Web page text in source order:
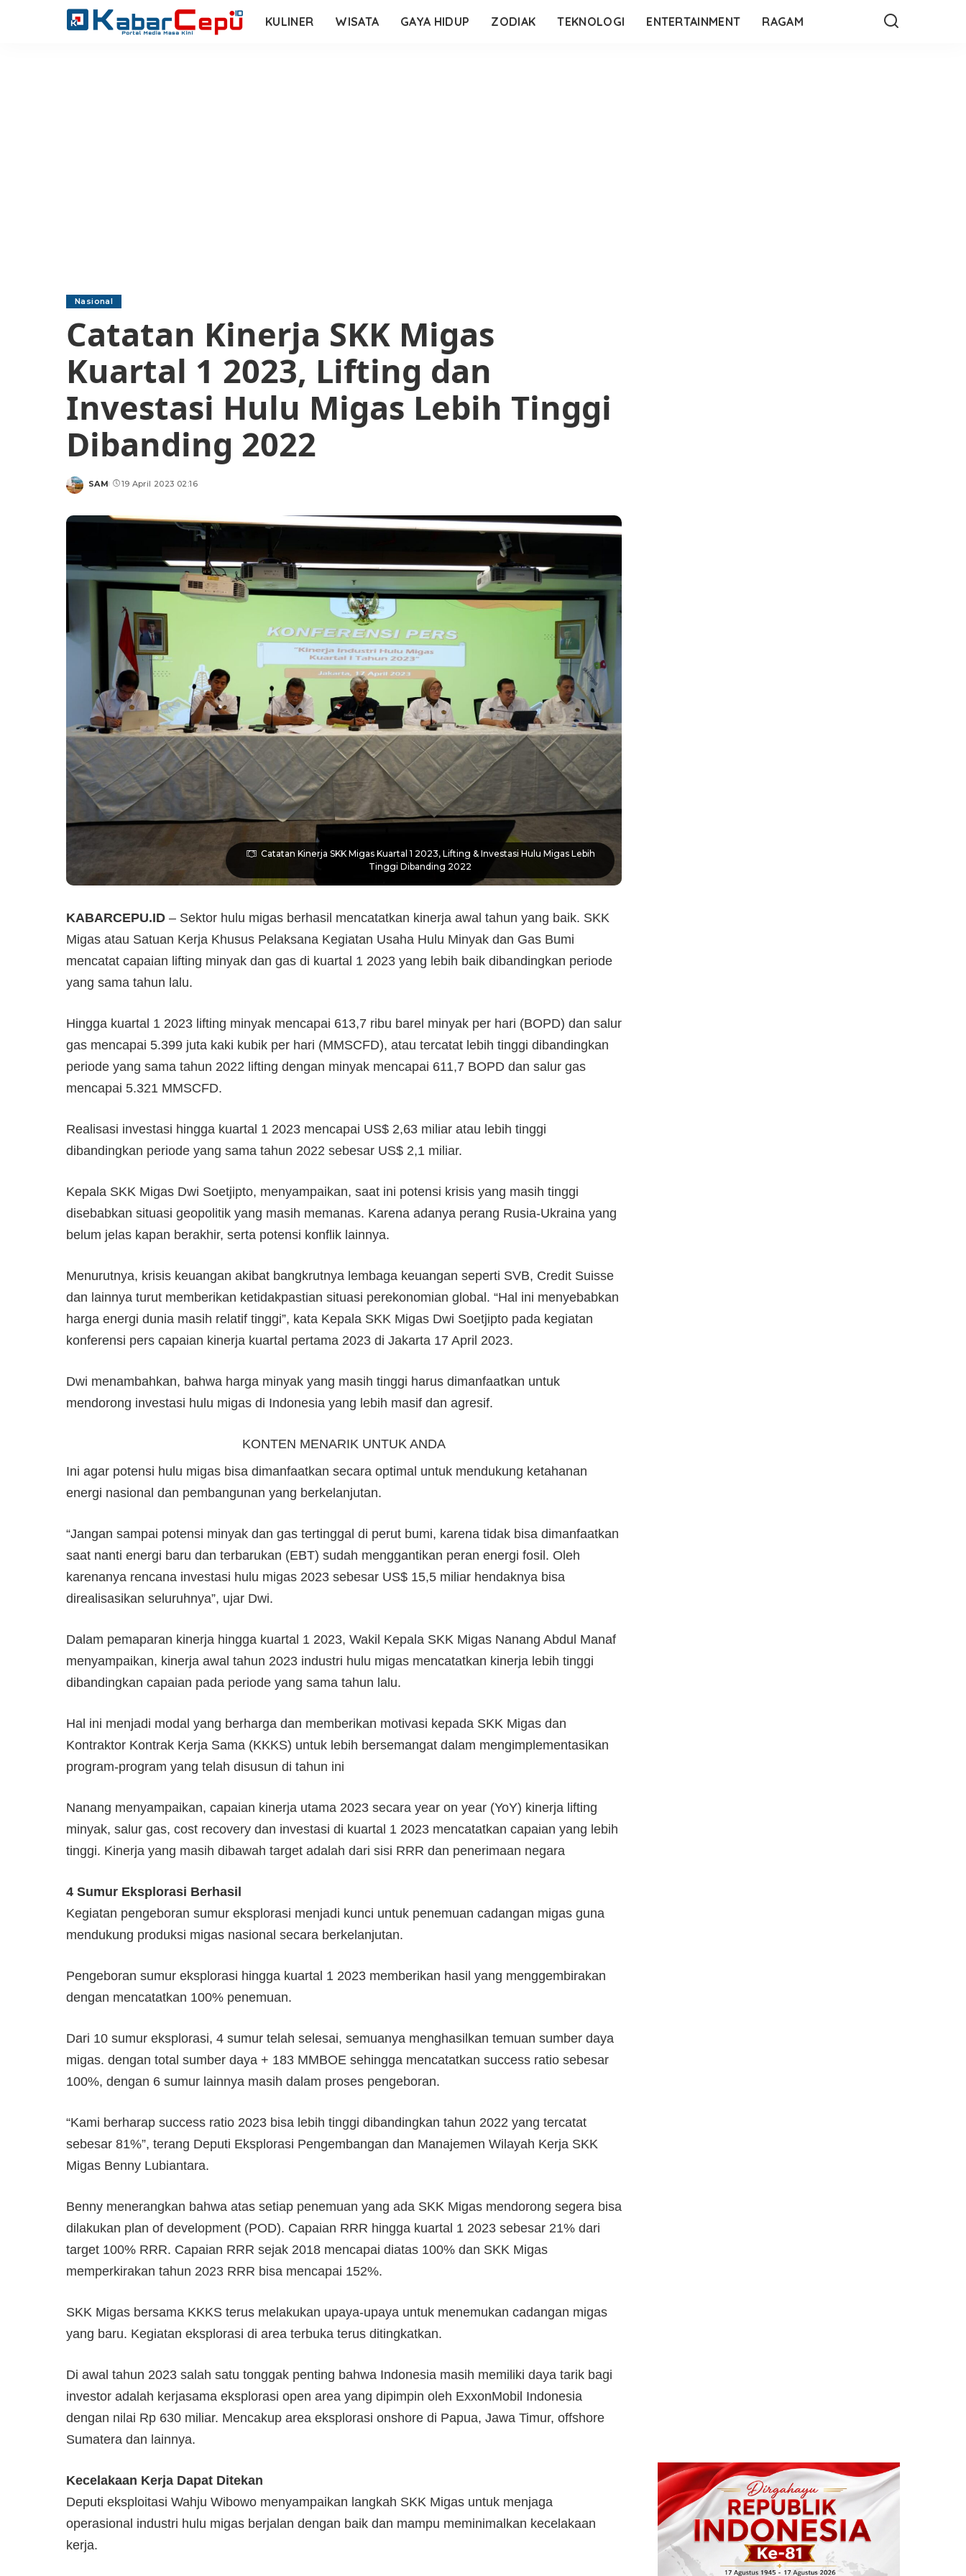
KULINER WISATA GAYA HIDUP ZODIAK TEKNOLOGI ENTERTAINMENT RAGAM
Nasional
Catatan Kinerja SKK Migas
Kuartal 1 2023, Lifting dan
Investasi Hulu Migas Lebih Tinggi
Dibanding 2022
Posted
SAM 19 April 2023 02:16
Catatan Kinerja SKK Migas Kuartal 1 2023, Lifting & Investasi Hulu Migas Lebih
Tinggi Dibanding 2022
KABARCEPU.ID – Sektor hulu migas berhasil mencatatkan kinerja awal tahun yang baik. SKK
Migas atau Satuan Kerja Khusus Pelaksana Kegiatan Usaha Hulu Minyak dan Gas Bumi
mencatat capaian lifting minyak dan gas di kuartal 1 2023 yang lebih baik dibandingkan periode
yang sama tahun lalu.
Hingga kuartal 1 2023 lifting minyak mencapai 613,7 ribu barel minyak per hari (BOPD) dan salur
gas mencapai 5.399 juta kaki kubik per hari (MMSCFD), atau tercatat lebih tinggi dibandingkan
periode yang sama tahun 2022 lifting dengan minyak mencapai 611,7 BOPD dan salur gas
mencapai 5.321 MMSCFD.
Realisasi investasi hingga kuartal 1 2023 mencapai US$ 2,63 miliar atau lebih tinggi
dibandingkan periode yang sama tahun 2022 sebesar US$ 2,1 miliar.
Kepala SKK Migas Dwi Soetjipto, menyampaikan, saat ini potensi krisis yang masih tinggi
disebabkan situasi geopolitik yang masih memanas. Karena adanya perang Rusia-Ukraina yang
belum jelas kapan berakhir, serta potensi konflik lainnya.
Menurutnya, krisis keuangan akibat bangkrutnya lembaga keuangan seperti SVB, Credit Suisse
dan lainnya turut memberikan ketidakpastian situasi perekonomian global. “Hal ini menyebabkan
harga energi dunia masih relatif tinggi”, kata Kepala SKK Migas Dwi Soetjipto pada kegiatan
konferensi pers capaian kinerja kuartal pertama 2023 di Jakarta 17 April 2023.
Dwi menambahkan, bahwa harga minyak yang masih tinggi harus dimanfaatkan untuk
mendorong investasi hulu migas di Indonesia yang lebih masif dan agresif.
KONTEN MENARIK UNTUK ANDA
Ini agar potensi hulu migas bisa dimanfaatkan secara optimal untuk mendukung ketahanan
energi nasional dan pembangunan yang berkelanjutan.
“Jangan sampai potensi minyak dan gas tertinggal di perut bumi, karena tidak bisa dimanfaatkan
saat nanti energi baru dan terbarukan (EBT) sudah menggantikan peran energi fosil. Oleh
karenanya rencana investasi hulu migas 2023 sebesar US$ 15,5 miliar hendaknya bisa
direalisasikan seluruhnya”, ujar Dwi.
Dalam pemaparan kinerja hingga kuartal 1 2023, Wakil Kepala SKK Migas Nanang Abdul Manaf
menyampaikan, kinerja awal tahun 2023 industri hulu migas mencatatkan kinerja lebih tinggi
dibandingkan capaian pada periode yang sama tahun lalu.
Hal ini menjadi modal yang berharga dan memberikan motivasi kepada SKK Migas dan
Kontraktor Kontrak Kerja Sama (KKKS) untuk lebih bersemangat dalam mengimplementasikan
program-program yang telah disusun di tahun ini
Nanang menyampaikan, capaian kinerja utama 2023 secara year on year (YoY) kinerja lifting
minyak, salur gas, cost recovery dan investasi di kuartal 1 2023 mencatatkan capaian yang lebih
tinggi. Kinerja yang masih dibawah target adalah dari sisi RRR dan penerimaan negara
4 Sumur Eksplorasi Berhasil
Kegiatan pengeboran sumur eksplorasi menjadi kunci untuk penemuan cadangan migas guna
mendukung produksi migas nasional secara berkelanjutan.
Pengeboran sumur eksplorasi hingga kuartal 1 2023 memberikan hasil yang menggembirakan
dengan mencatatkan 100% penemuan.
Dari 10 sumur eksplorasi, 4 sumur telah selesai, semuanya menghasilkan temuan sumber daya
migas. dengan total sumber daya + 183 MMBOE sehingga mencatatkan success ratio sebesar
100%, dengan 6 sumur lainnya masih dalam proses pengeboran.
“Kami berharap success ratio 2023 bisa lebih tinggi dibandingkan tahun 2022 yang tercatat
sebesar 81%”, terang Deputi Eksplorasi Pengembangan dan Manajemen Wilayah Kerja SKK
Migas Benny Lubiantara.
Benny menerangkan bahwa atas setiap penemuan yang ada SKK Migas mendorong segera bisa
dilakukan plan of development (POD). Capaian RRR hingga kuartal 1 2023 sebesar 21% dari
target 100% RRR. Capaian RRR sejak 2018 mencapai diatas 100% dan SKK Migas
memperkirakan tahun 2023 RRR bisa mencapai 152%.
SKK Migas bersama KKKS terus melakukan upaya-upaya untuk menemukan cadangan migas
yang baru. Kegiatan eksplorasi di area terbuka terus ditingkatkan.
Di awal tahun 2023 salah satu tonggak penting bahwa Indonesia masih memiliki daya tarik bagi
investor adalah kerjasama eksplorasi open area yang dipimpin oleh ExxonMobil Indonesia
dengan nilai Rp 630 miliar. Mencakup area eksplorasi onshore di Papua, Jawa Timur, offshore
Sumatera dan lainnya.
Kecelakaan Kerja Dapat Ditekan
Deputi eksploitasi Wahju Wibowo menyampaikan langkah SKK Migas untuk menjaga
operasional industri hulu migas berjalan dengan baik dan mampu meminimalkan kecelakaan
kerja.